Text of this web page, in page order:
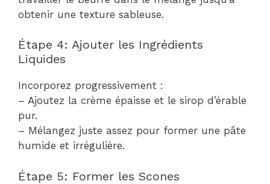
obtenir une texture sableuse.
Étape 4: Ajouter les Ingrédients
Liquides
Incorporez progressivement :
– Ajoutez la crème épaisse et le sirop d’érable
pur.
– Mélangez juste assez pour former une pâte
humide et irrégulière.
Étape 5: Former les Scones